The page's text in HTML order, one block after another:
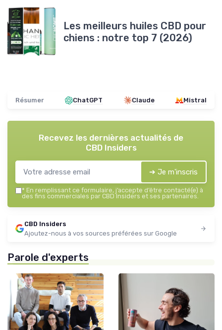
Les meilleurs huiles CBD pour
chiens : notre top 7 (2026)
Résumer ChatGPT Claude Mistral
Recevez les dernières actualités de
CBD Insiders
➔ Je m'inscris
* En remplissant ce formulaire, j’accepte d’être contacté(e) à
des fins commerciales par CBD Insiders et ses partenaires.
CBD Insiders
Ajoutez-nous à vos sources préférées sur Google
Parole d'experts